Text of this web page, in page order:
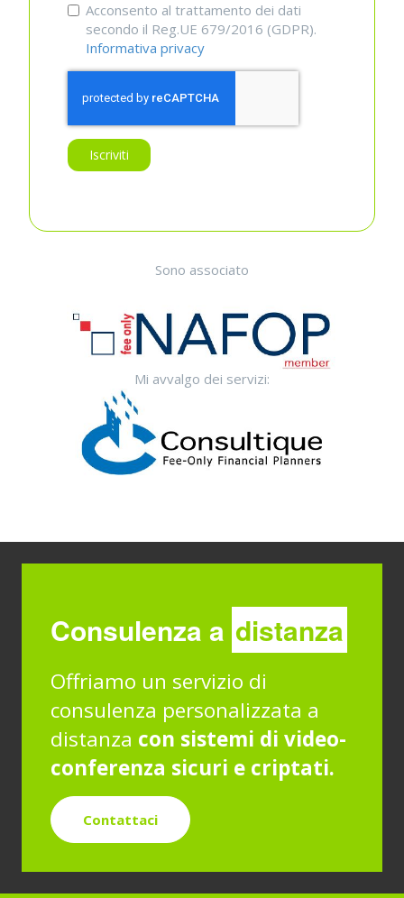
Acconsento al trattamento dei dati
secondo il Reg.UE 679/2016 (GDPR).
Informativa privacy
Sono associato
Mi avvalgo dei servizi:
Consulenza a distanza
Offriamo un servizio di
consulenza personalizzata a
distanza con sistemi di video-
conferenza sicuri e criptati.
Contattaci